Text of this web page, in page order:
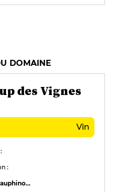
DOMAINE
des Vignes
Vin
:
Balmes dauphinoises